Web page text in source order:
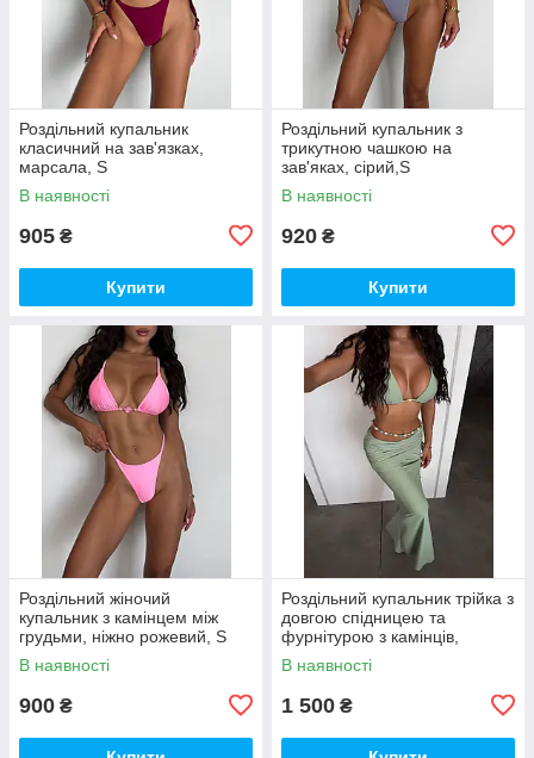
Роздільний купальник
класичний на зав'язках,
марсала, S
В наявності
905 ₴
Купити
Роздільний купальник з
трикутною чашкою на
зав'яках, сірий,S
В наявності
920 ₴
Купити
Роздільний жіночий
купальник з камінцем між
грудьми, ніжно рожевий, S
В наявності
900 ₴
Роздільний купальник трійка з
довгою спідницею та
фурнітурою з камінців,
фісташка, S
В наявності
1 500 ₴